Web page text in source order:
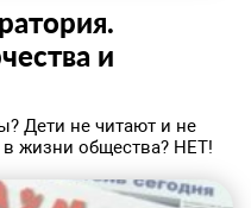
и
Дети не читают и не
в жизни общества? НЕТ!